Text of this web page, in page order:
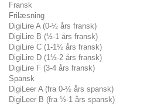
Fransk
Frilæsning
DigiLire A (0-½ års fransk)
DigiLire B (½-1 års fransk)
DigiLire C (1-1½ års fransk)
DigiLire D (1½-2 års fransk)
DigiLire F (3-4 års fransk)
Spansk
DigiLeer A (fra 0-½ års spansk)
DigiLeer B (fra ½-1 års spansk)